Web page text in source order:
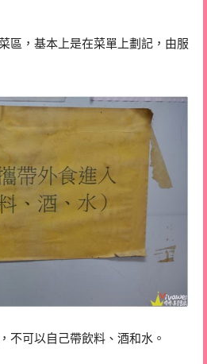
區，基本上是在菜單上劃記，由服
不可以自己帶飲料、酒和水。